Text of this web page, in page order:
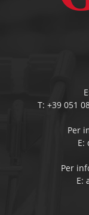
T: +39 051
Per
E:
Per
E: